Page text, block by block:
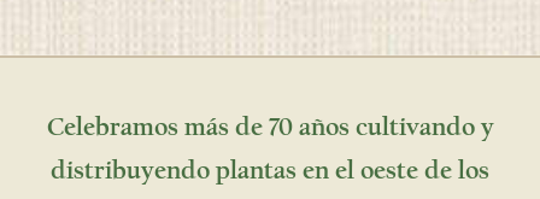
Celebramos más de 70 años cultivando y
distribuyendo plantas en el oeste de los